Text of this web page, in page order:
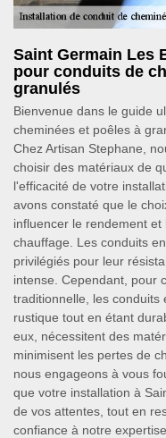
Saint Germain Les
pour conduits de
granulés
Bienvenue dans le guide
cheminées et poêles à
Chez Artisan Stephane,
choisir des matériaux de
l'efficacité de votre
avons constaté que le
influencer le rendement
chauffage. Les conduits
privilégiés pour leur
intense. Cependant, pour
traditionnelle, les conduits
rustique tout en étant
eux, nécessitent des
minimisent les pertes de
nous engageons à vous
que votre installation à
de vos attentes, tout en
confiance à notre